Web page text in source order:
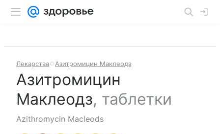
Лекарства Азитромицин Маклеодз
Азитромицин
Маклеодз, таблетки
Azithromycin Macleods